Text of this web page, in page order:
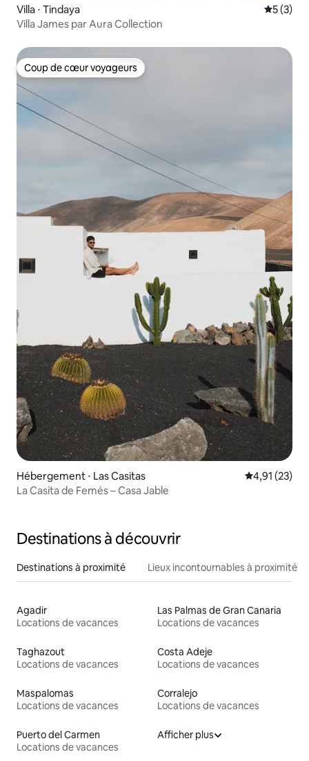
Villa ⋅ Tindaya
5 (3)
Villa James par Aura Collection
Coup de cœur voyageurs
Coup de cœur voyageurs
Hébergement ⋅ Las Casitas Évaluation
4,91 (23)
La Casita de Femés – Casa Jable
Destinations à découvrir
Destinations à proximité Lieux incontournables à proximité
Agadir
Locations de vacances
Las Palmas de Gran Canaria
Locations de vacances
Taghazout
Locations de vacances
Costa Adeje
Locations de vacances
Maspalomas
Locations de vacances
Corralejo
Locations de vacances
Puerto del Carmen
Locations de vacances
Afficher plus